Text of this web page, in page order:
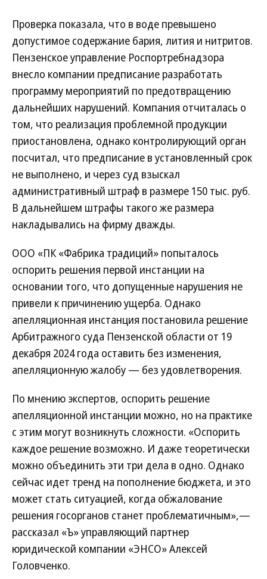
Проверка показала, что в воде превышено
допустимое содержание бария, лития и нитритов.
Пензенское управление Роспортребнадзора
внесло компании предписание разработать
программу мероприятий по предотвращению
дальнейших нарушений. Компания отчиталась о
том, что реализация проблемной продукции
приостановлена, однако контролирующий орган
посчитал, что предписание в установленный срок
не выполнено, и через суд взыскал
административный штраф в размере 150 тыс. руб.
В дальнейшем штрафы такого же размера
накладывались на фирму дважды.
ООО «ПК «Фабрика традиций» попыталось
оспорить решения первой инстанции на
основании того, что допущенные нарушения не
привели к причинению ущерба. Однако
апелляционная инстанция постановила решение
Арбитражного суда Пензенской области от 19
декабря 2024 года оставить без изменения,
апелляционную жалобу — без удовлетворения.
По мнению экспертов, оспорить решение
апелляционной инстанции можно, но на практике
с этим могут возникнуть сложности. «Оспорить
каждое решение возможно. И даже теоретически
можно объединить эти три дела в одно. Однако
сейчас идет тренд на пополнение бюджета, и это
может стать ситуацией, когда обжалование
решения госорганов станет проблематичным»,—
рассказал «Ъ» управляющий партнер
юридической компании «ЭНСО» Алексей
Головченко.